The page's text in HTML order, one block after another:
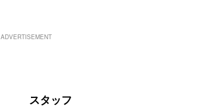
ADVERTISEMENT
スタッフ